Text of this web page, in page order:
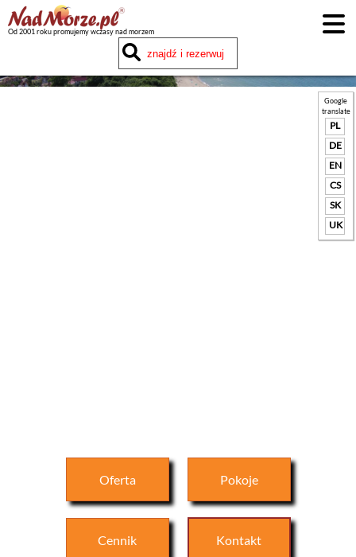
Od 2001 roku promujemy wczasy nad morzem
Google
translate
PL
DE
EN
CS
SK
UK
Oferta Pokoje
Cennik Kontakt